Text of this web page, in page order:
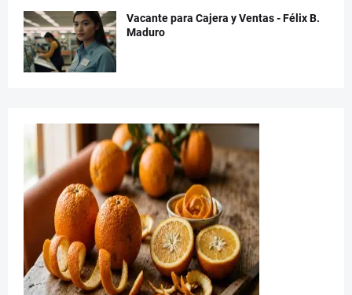
Vacante para Cajera y Ventas - Félix B.
Maduro